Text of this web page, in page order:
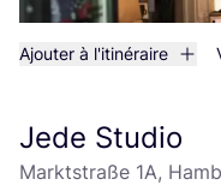
Ajouter à l'itinéraire
Jede Studio
Marktstraße 1A,